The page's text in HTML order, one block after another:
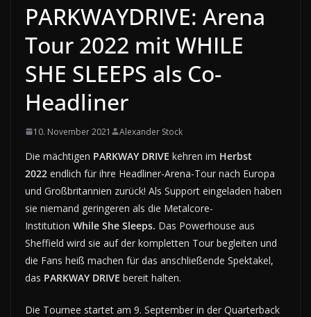
PARKWAYDRIVE: Arena
Tour 2022 mit WHILE
SHE SLEEPS als Co-
Headliner
10. November 2021 Alexander Stock
Die mächtigen PARKWAY DRIVE kehren im Herbst
2022 endlich für ihre Headliner-Arena-Tour nach Europa
und Großbritannien zurück! Als Support eingeladen haben
sie niemand geringeren als die Metalcore-
Institution While She Sleeps. Das Powerhouse aus
Sheffield wird sie auf der kompletten Tour begleiten und
die Fans heiß machen für das anschließende Spektakel,
das PARKWAY DRIVE bereit halten.
Die Tournee startet am 9. September in der Quarterback